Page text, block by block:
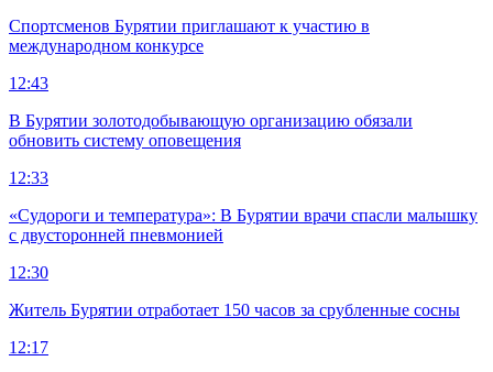
Спортсменов Бурятии приглашают к участию в
международном конкурсе
12:43
В Бурятии золотодобывающую организацию обязали
обновить систему оповещения
12:33
«Судороги и температура»: В Бурятии врачи спасли малышку
с двусторонней пневмонией
12:30
Житель Бурятии отработает 150 часов за срубленные сосны
12:17